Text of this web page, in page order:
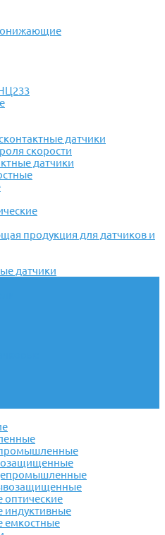
датчики
скорости
датчики
продукция для датчиков и
датчики
оптические
индуктивные
емкостные